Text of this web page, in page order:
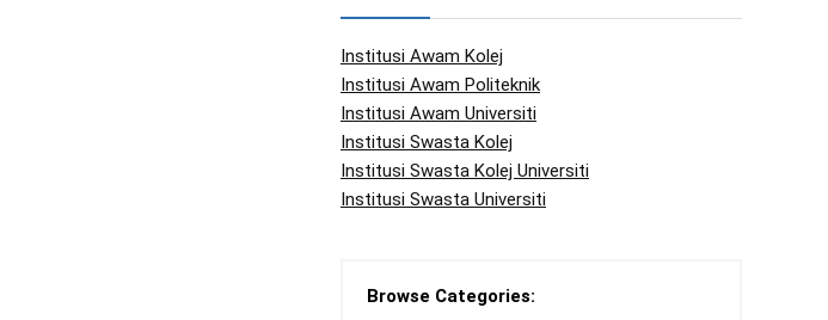
Institusi Awam Kolej
Institusi Awam Politeknik
Institusi Awam Universiti
Institusi Swasta Kolej
Institusi Swasta Kolej Universiti
Institusi Swasta Universiti
Browse Categories: